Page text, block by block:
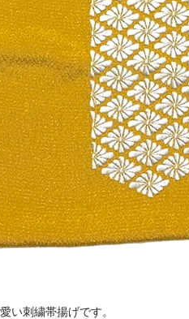
い刺繍帯揚げです。